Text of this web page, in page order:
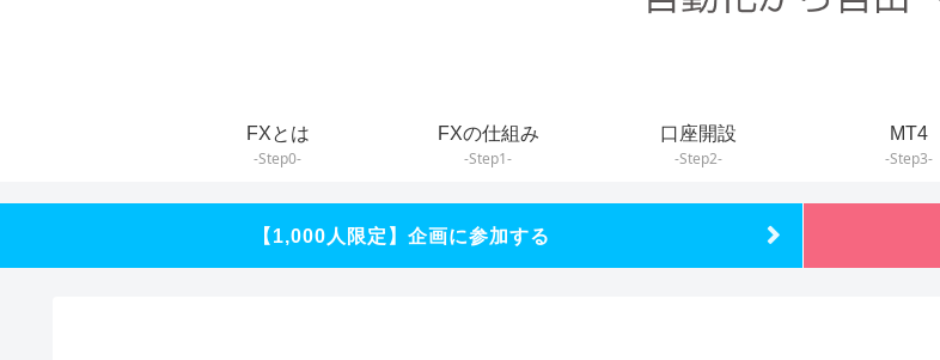
FXとは
-Step0-
FXの仕組み
-Step1-
口座開設
-Step2-
MT4
-Step3-
【1,000人限定】企画に参加する